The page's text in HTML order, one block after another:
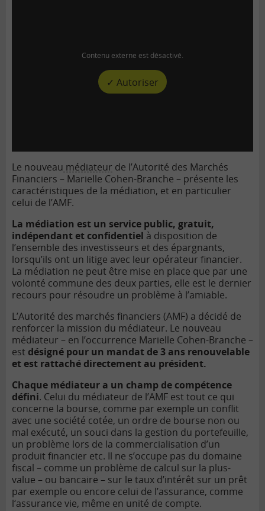
Contenu externe est désactivé.
✓ Autoriser
Le nouveau médiateur de l’Autorité des Marchés
Financiers – Marielle Cohen-Branche – présente les
caractéristiques de la médiation, et en particulier
celui de l’AMF.
La médiation est un service public, gratuit,
indépendant et confidentiel à disposition de
l’ensemble des investisseurs et des épargnants,
lorsqu’ils ont un litige avec leur opérateur financier.
La médiation ne peut être mise en place que par une
volonté commune des deux parties, elle est le dernier
recours pour résoudre un problème à l’amiable.
L’Autorité des marchés financiers (AMF) a décidé de
renforcer la mission du médiateur. Le nouveau
médiateur – en l’occurrence Marielle Cohen-Branche –
est désigné pour un mandat de 3 ans renouvelable
et est rattaché directement au président.
Chaque médiateur a un champ de compétence
défini. Celui du médiateur de l’AMF est tout ce qui
concerne la bourse, comme par exemple un conflit
avec une société cotée, un ordre de bourse non ou
mal exécuté, un souci dans la gestion du portefeuille,
un problème lors de la commercialisation d’un
produit financier etc. Il ne s’occupe pas du domaine
fiscal – comme un problème de calcul sur la plus-
value – ou bancaire – sur le taux d’intérêt sur un prêt
par exemple ou encore celui de l’assurance, comme
l‘assurance vie, même en unité de compte.